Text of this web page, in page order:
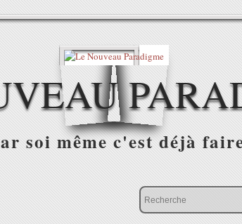
soi même c'est déjà